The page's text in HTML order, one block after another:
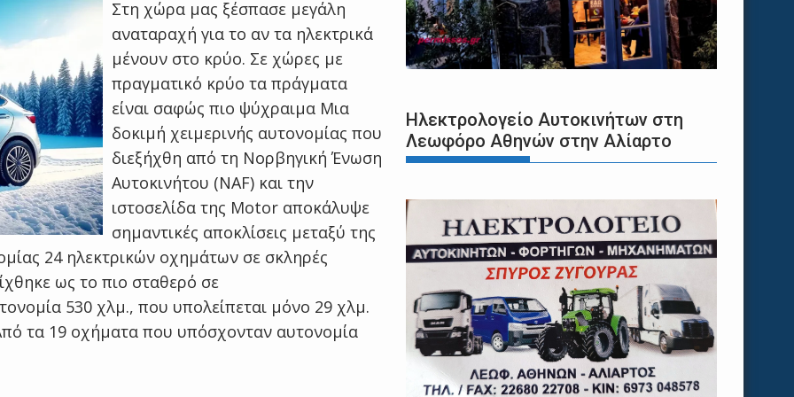
Στη χώρα μας ξέσπασε μεγάλη
αναταραχή για το αν τα ηλεκτρικά
μένουν στο κρύο. Σε χώρες με
πραγματικό κρύο τα πράγματα
είναι σαφώς πιο ψύχραιμα Μια
δοκιμή χειμερινής αυτονομίας που
διεξήχθη από τη Νορβηγική Ένωση
Αυτοκινήτου (NAF) και την
ιστοσελίδα της Motor αποκάλυψε
σημαντικές αποκλίσεις μεταξύ της
24 ηλεκτρικών οχημάτων σε σκληρές
ως το πιο σταθερό σε
530 χλμ., που υπολείπεται μόνο 29 χλμ.
τα 19 οχήματα που υπόσχονταν αυτονομία
Ηλεκτρολογείο Αυτοκινήτων στη
Λεωφόρο Αθηνών στην Αλίαρτο